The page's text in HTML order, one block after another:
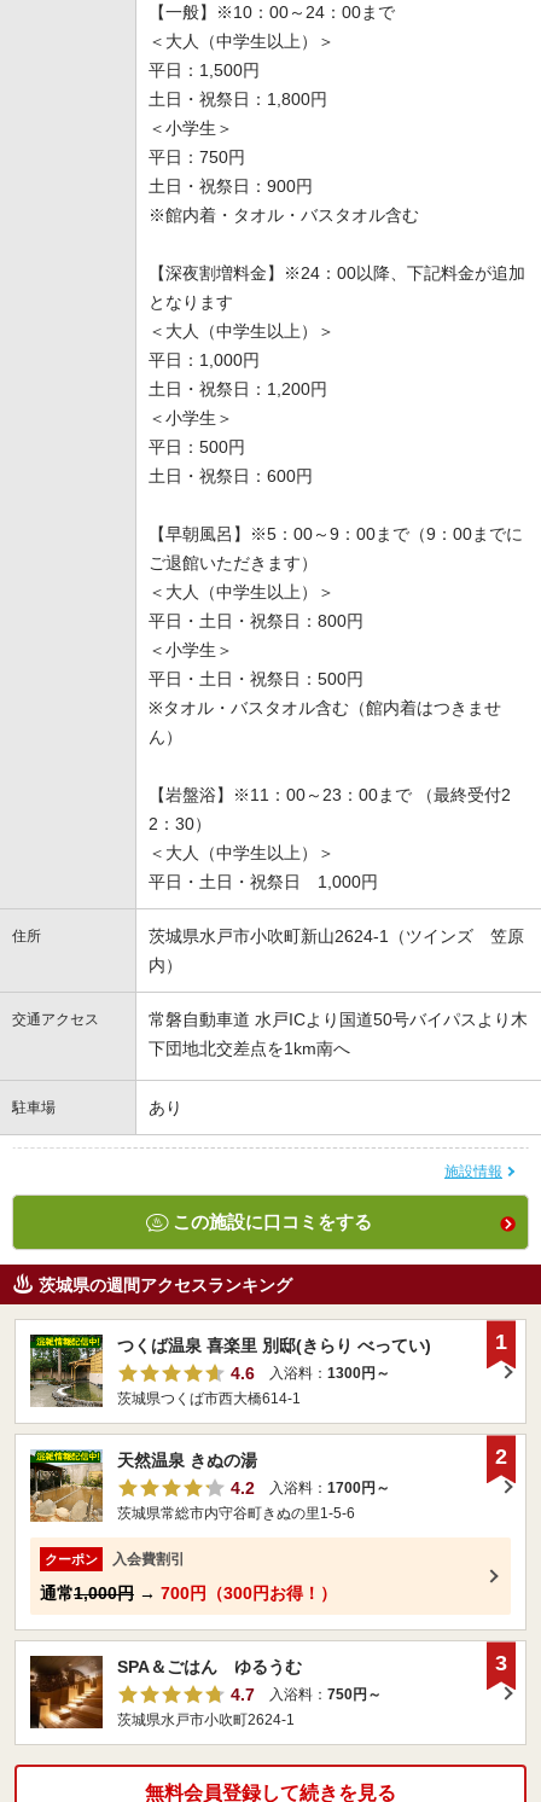
【一般】※10：00～24：00まで
＜大人（中学生以上）＞
平日：1,500円
土日・祝祭日：1,800円
＜小学生＞
平日：750円
土日・祝祭日：900円
※館内着・タオル・バスタオル含む
【深夜割増料金】※24：00以降、下記料金が追加
となります
＜大人（中学生以上）＞
平日：1,000円
土日・祝祭日：1,200円
＜小学生＞
平日：500円
土日・祝祭日：600円
【早朝風呂】※5：00～9：00まで（9：00までに
ご退館いただきます）
＜大人（中学生以上）＞
平日・土日・祝祭日：800円
＜小学生＞
平日・土日・祝祭日：500円
※タオル・バスタオル含む（館内着はつきませ
ん）
【岩盤浴】※11：00～23：00まで （最終受付2
2：30）
＜大人（中学生以上）＞
平日・土日・祝祭日 1,000円
住所
茨城県水戸市小吹町新山2624-1（ツインズ 笠原
内）
交通アクセス
常磐自動車道 水戸ICより国道50号バイパスより木
下団地北交差点を1km南へ
駐車場 あり
施設情報
この施設に口コミをする
茨城県の週間アクセスランキング
つくば温泉 喜楽里 別邸(きらり べってい)
4.6
入浴料： 1300円～
茨城県つくば市西大橋614-1
1
天然温泉 きぬの湯
4.2
入浴料： 1700円～
茨城県常総市内守谷町きぬの里1-5-6
クーポン 入会費割引
通常1,000円 → 700円（300円お得！）
2
SPA＆ごはん ゆるうむ
4.7
入浴料： 750円～
茨城県水戸市小吹町2624-1
3
無料会員登録して続きを見る